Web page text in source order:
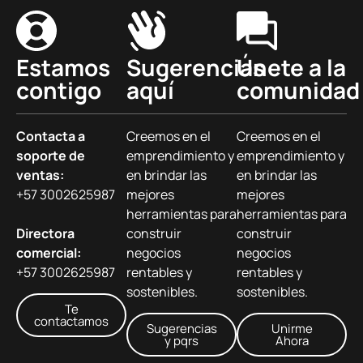
Estamos
contigo
Contacta a
soporte de
ventas:
+57 3002625987
Directora
comercial:
+57 3002625987
Te
contactamos
Sugerencias
aquí
Creemos en el
emprendimiento y
en brindar las
mejores
herramientas para
construir
negocios
rentables y
sostenibles.
Sugerencias
y pqrs
Únete a la
comunidad
Creemos en el
emprendimiento y
en brindar las
mejores
herramientas para
construir
negocios
rentables y
sostenibles.
Unirme
Ahora